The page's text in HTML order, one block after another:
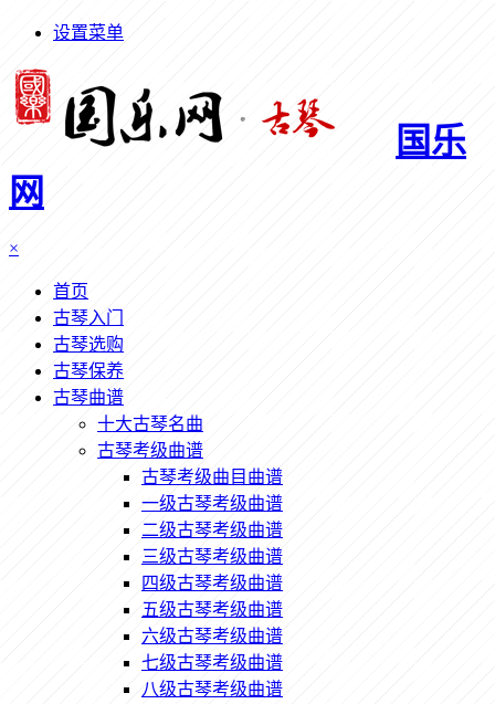
设置菜单
国乐
网
×
首页
古琴入门
古琴选购
古琴保养
古琴曲谱
十大古琴名曲
古琴考级曲谱
古琴考级曲目曲谱
一级古琴考级曲谱
二级古琴考级曲谱
三级古琴考级曲谱
四级古琴考级曲谱
五级古琴考级曲谱
六级古琴考级曲谱
七级古琴考级曲谱
八级古琴考级曲谱